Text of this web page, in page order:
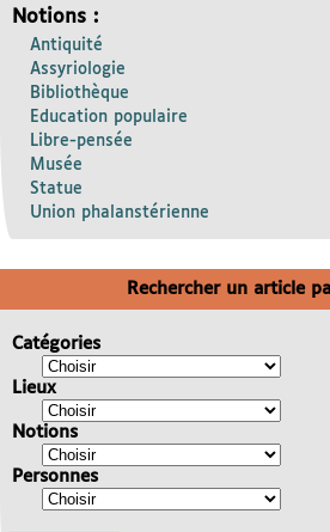
Notions :
Antiquité
Assyriologie
Bibliothèque
Education populaire
Libre-pensée
Musée
Statue
Union phalanstérienne
Rechercher un article
Catégories
Lieux
Notions
Personnes